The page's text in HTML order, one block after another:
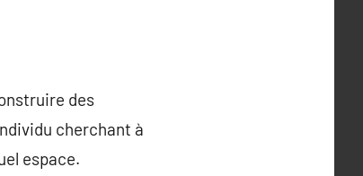
des
cherchant à
espace.